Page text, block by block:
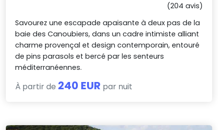
(204 avis)
Savourez une escapade apaisante à deux pas de la
baie des Canoubiers, dans un cadre intimiste alliant
charme provençal et design contemporain, entouré
de pins parasols et bercé par les senteurs
méditerranéennes.
À partir de 240 EUR par nuit